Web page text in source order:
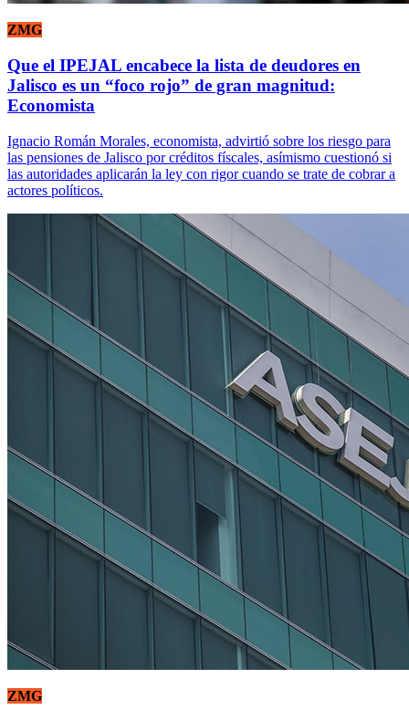
ZMG
Que el IPEJAL encabece la lista de deudores en
Jalisco es un “foco rojo” de gran magnitud:
Economista
Ignacio Román Morales, economista, advirtió sobre los riesgo para
las pensiones de Jalisco por créditos físcales, asímismo cuestionó si
las autoridades aplicarán la ley con rigor cuando se trate de cobrar a
actores políticos.
ZMG